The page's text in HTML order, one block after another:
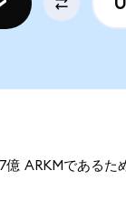
ARKMである